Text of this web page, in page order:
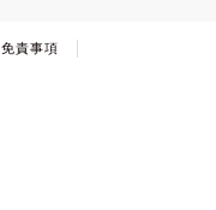
免責事項